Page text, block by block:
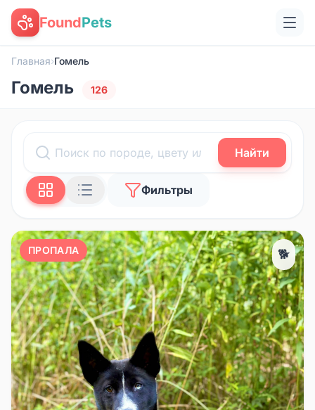
FoundPets
Главная›Гомель
Гомель 126
Найти
Фильтры
ПРОПАЛА 🐕